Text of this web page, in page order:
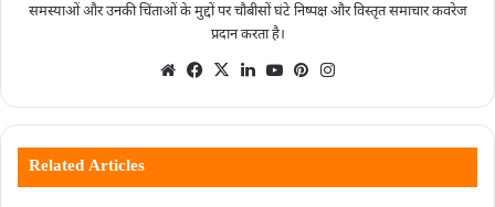
समस्याओं और उनकी चिंताओं के मुद्दों पर चौबीसों घंटे निष्पक्ष और विस्तृत समाचार कवरेज
प्रदान करता है।
Related Articles